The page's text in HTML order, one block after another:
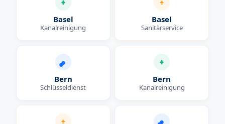
Basel
Kanalreinigung
Basel
Sanitärservice
Bern
Schlüsseldienst
Bern
Kanalreinigung